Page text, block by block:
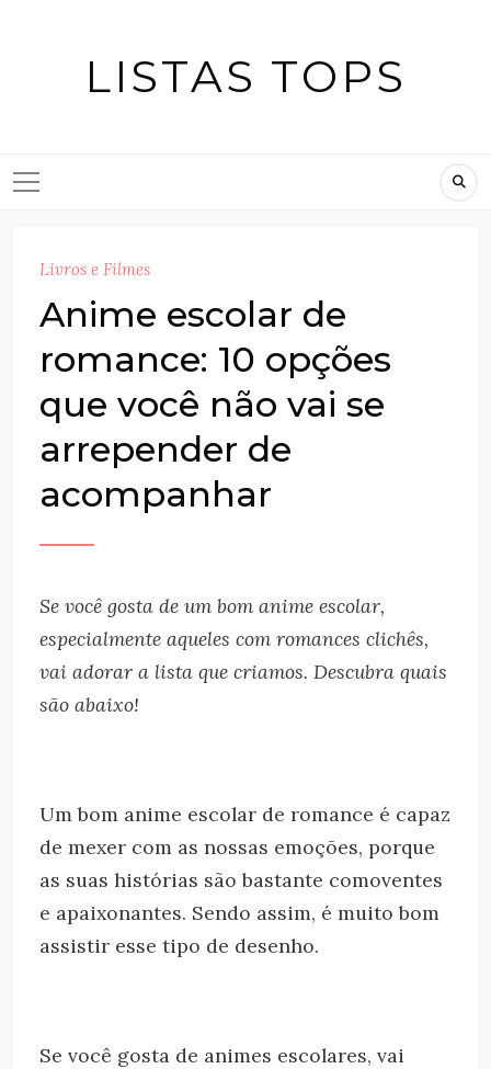
LISTAS TOPS
Livros e Filmes
Anime escolar de
romance: 10 opções
que você não vai se
arrepender de
acompanhar
Se você gosta de um bom anime escolar,
especialmente aqueles com romances clichês,
vai adorar a lista que criamos. Descubra quais
são abaixo!
Um bom anime escolar de romance é capaz
de mexer com as nossas emoções, porque
as suas histórias são bastante comoventes
e apaixonantes. Sendo assim, é muito bom
assistir esse tipo de desenho.
Se você gosta de animes escolares, vai